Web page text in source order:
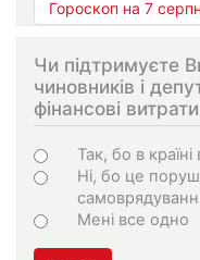
Гороскоп на 7
Чи підтримуєте
чиновників і
фінансові
Варіанти
Так, бо в країні
Ні, бо це
Мені все одно